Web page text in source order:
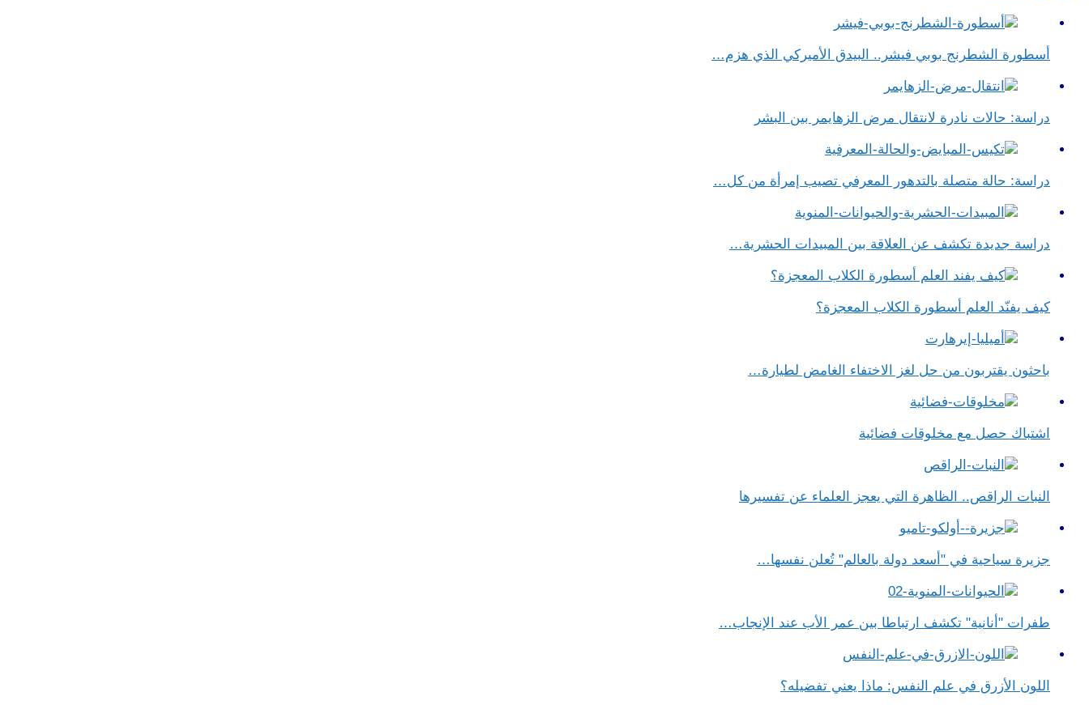
أسطورة الشطرنج بوبي فيشر.. البيدق الأميركي الذي هزم…
دراسة: حالات نادرة لانتقال مرض الزهايمر بين البشر
دراسة: حالة متصلة بالتدهور المعرفي تصيب إمرأة من كل…
دراسة جديدة تكشف عن العلاقة بين المبيدات الحشرية…
كيف يفنّد العلم أسطورة الكلاب المعجزة؟
باحثون يقتربون من حل لغز الاختفاء الغامض لطيارة…
اشتباك حصل مع مخلوقات فضائية
النبات الراقص.. الظاهرة التي يعجز العلماء عن تفسيرها
جزيرة سياحية في "أسعد دولة بالعالم" تُعلن نفسها…
طفرات "أنانية" تكشف ارتباطا بين عمر الأب عند الإنجاب…
اللون الأزرق في علم النفس​: ماذا يعني تفضيله؟